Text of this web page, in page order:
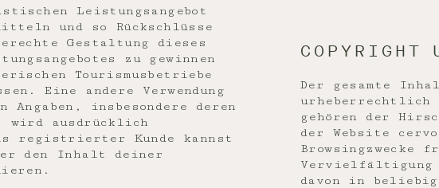
Leistungsangebot
und so Rückschlüsse
Gestaltung dieses
zu gewinnen
Tourismusbetriebe
Eine andere Verwendung
Angaben, insbesondere deren
ausdrücklich
registrierter Kunde kannst
den Inhalt deiner
COPYRIGHT
Der gesamte
urheberrechtlich
gehören der
der Website
Browsingzwecke
Vervielfältigung
davon in